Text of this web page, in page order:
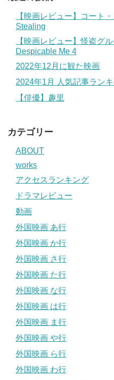
【映画レビュー】コート
Stealing
【映画レビュー】怪盗グ
Despicable Me 4
2022年12月に観た映画
2024年1月 人気記事ラン
【俳優】趣里
カテゴリー
ABOUT
works
アクセスランキング
ドラマレビュー
動画
外国映画 あ行
外国映画 か行
外国映画 さ行
外国映画 た行
外国映画 な行
外国映画 は行
外国映画 ま行
外国映画 や行
外国映画 ら行
外国映画 わ行